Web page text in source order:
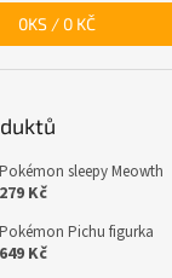
0KS / 0 KČ
Pokémon sleepy Meowth
279 Kč
Pokémon Pichu figurka
649 Kč